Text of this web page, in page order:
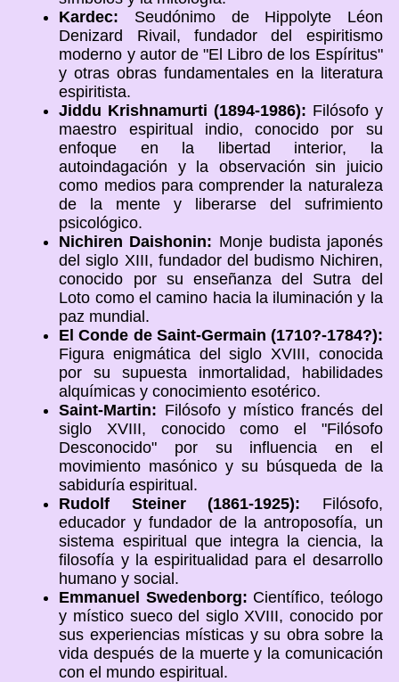
Kardec: Seudónimo de Hippolyte Léon
Denizard Rivail, fundador del espiritismo
moderno y autor de "El Libro de los Espíritus"
y otras obras fundamentales en la literatura
espiritista.
Jiddu Krishnamurti (1894-1986): Filósofo y
maestro espiritual indio, conocido por su
enfoque en la libertad interior, la
autoindagación y la observación sin juicio
como medios para comprender la naturaleza
de la mente y liberarse del sufrimiento
psicológico.
Nichiren Daishonin: Monje budista japonés
del siglo XIII, fundador del budismo Nichiren,
conocido por su enseñanza del Sutra del
Loto como el camino hacia la iluminación y la
paz mundial.
El Conde de Saint-Germain (1710?-1784?):
Figura enigmática del siglo XVIII, conocida
por su supuesta inmortalidad, habilidades
alquímicas y conocimiento esotérico.
Saint-Martin: Filósofo y místico francés del
siglo XVIII, conocido como el "Filósofo
Desconocido" por su influencia en el
movimiento masónico y su búsqueda de la
sabiduría espiritual.
Rudolf Steiner (1861-1925): Filósofo,
educador y fundador de la antroposofía, un
sistema espiritual que integra la ciencia, la
filosofía y la espiritualidad para el desarrollo
humano y social.
Emmanuel Swedenborg: Científico, teólogo
y místico sueco del siglo XVIII, conocido por
sus experiencias místicas y su obra sobre la
vida después de la muerte y la comunicación
con el mundo espiritual.